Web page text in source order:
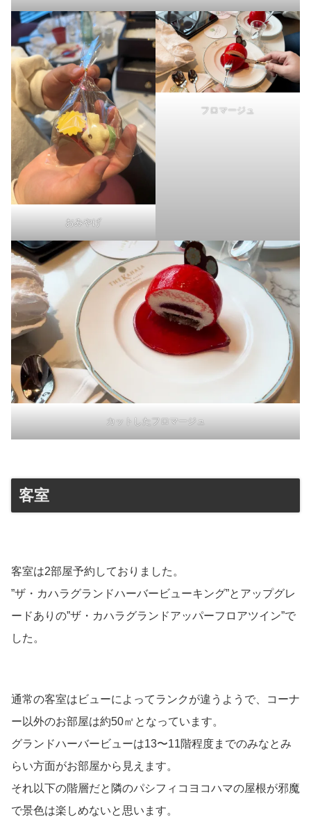
おみやげ
フロマージュ
カットしたフロマージュ
客室
客室は2部屋予約しておりました。
”ザ・カハラグランドハーバービューキング”とアップグレ
ードありの”ザ・カハラグランドアッパーフロアツイン”で
した。
通常の客室はビューによってランクが違うようで、コーナ
ー以外のお部屋は約50㎡となっています。
グランドハーバービューは13〜11階程度までのみなとみ
らい方面がお部屋から見えます。
それ以下の階層だと隣のパシフィコヨコハマの屋根が邪魔
で景色は楽しめないと思います。